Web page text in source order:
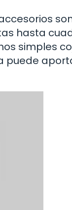
hasta
simples
puede